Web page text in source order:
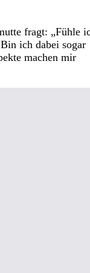
fragt: „Fühle
ich dabei sogar
machen mir